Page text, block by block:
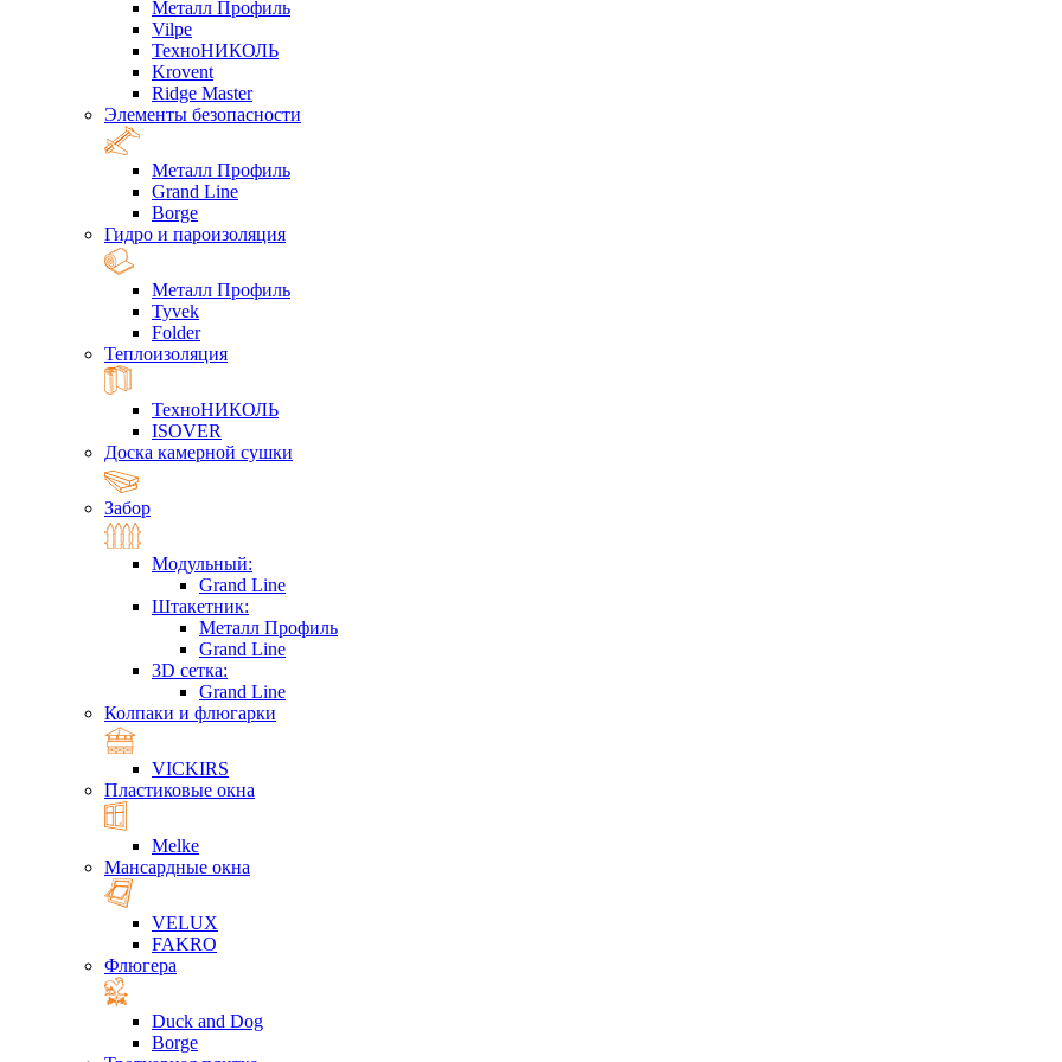
Металл Профиль
Vilpe
ТехноНИКОЛЬ
Krovent
Ridge Master
Элементы безопасности
Металл Профиль
Grand Line
Borge
Гидро и пароизоляция
Металл Профиль
Tyvek
Folder
Теплоизоляция
ТехноНИКОЛЬ
ISOVER
Доска камерной сушки
Забор
Модульный:
Grand Line
Штакетник:
Металл Профиль
Grand Line
3D сетка:
Grand Line
Колпаки и флюгарки
VICKIRS
Пластиковые окна
Melke
Мансардные окна
VELUX
FAKRO
Флюгера
Duck and Dog
Borge